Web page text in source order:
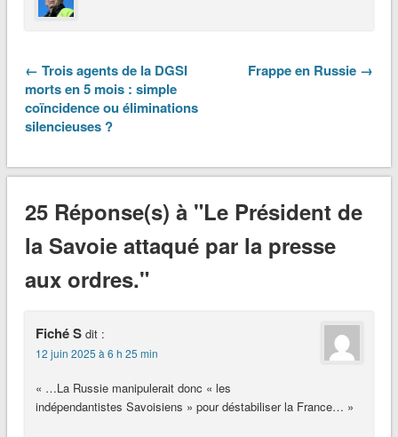
← Trois agents de la DGSI
morts en 5 mois : simple
coïncidence ou éliminations
silencieuses ?
Frappe en Russie →
25 Réponse(s) à "Le Président de
la Savoie attaqué par la presse
aux ordres."
Fiché S dit :
12 juin 2025 à 6 h 25 min
« …La Russie manipulerait donc « les
indépendantistes Savoisiens » pour déstabiliser la France… »